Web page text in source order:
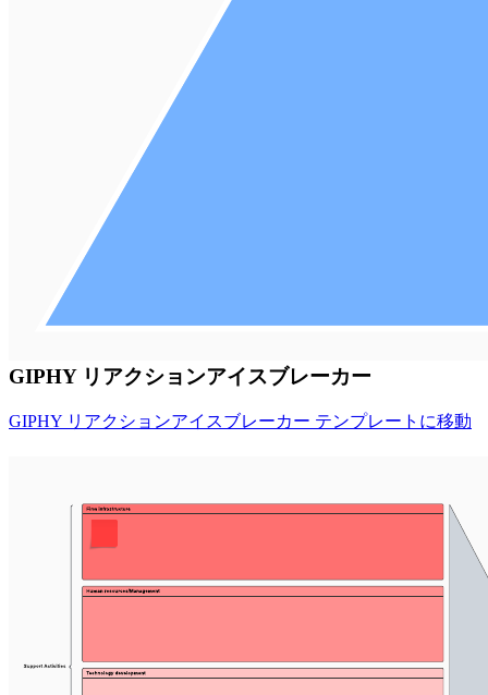
GIPHY リアクションアイスブレーカー
GIPHY リアクションアイスブレーカー テンプレートに移動